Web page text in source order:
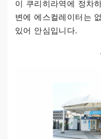
이 쿠리히라역에 정차
변에 에스컬레이터는
있어 안심입니다.